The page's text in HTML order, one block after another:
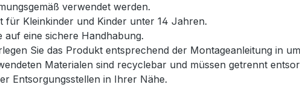
verwendet werden.
für Kleinkinder und Kinder unter 14 Jahren.
auf eine sichere Handhabung.
Sie das Produkt entsprechend der Montageanleitung in
Materialen sind recyclebar und müssen getrennt
Entsorgungsstellen in Ihrer Nähe.